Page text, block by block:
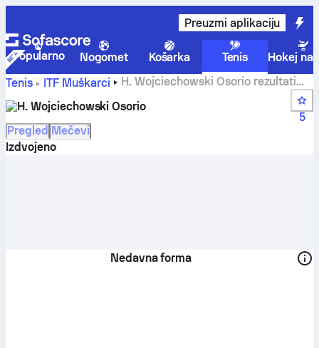
Preuzmi aplikaciju
Popularno Nogomet Košarka Tenis
Hokej na
Tenis
ITF Muškarci
H. Wojciechowski Osorio rezultati
H. Wojciechowski Osorio
5
Pregled Mečevi
Izdvojeno
Nedavna forma